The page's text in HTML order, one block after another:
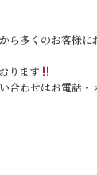
多くのお客様に
ります
合わせはお電話